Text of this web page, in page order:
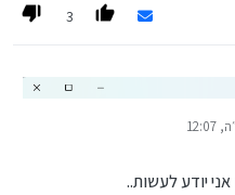
3
יודע לעשות..